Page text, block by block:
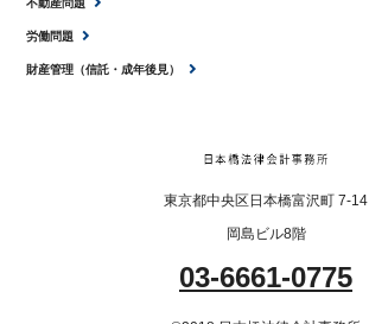
労働問題
財産管理（信託・成年後見）
東京都中央区日本橋富沢町 7-14
岡島ビル8階
03-6661-0775